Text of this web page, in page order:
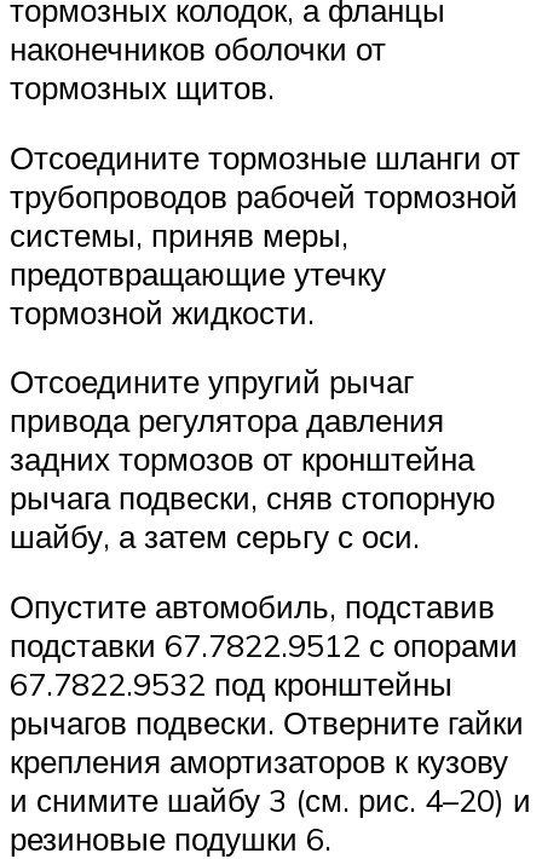
тормозных колодок, а фланцы
наконечников оболочки от
тормозных щитов.
Отсоедините тормозные шланги от
трубопроводов рабочей тормозной
системы, приняв меры,
предотвращающие утечку
тормозной жидкости.
Отсоедините упругий рычаг
привода регулятора давления
задних тормозов от кронштейна
рычага подвески, сняв стопорную
шайбу, а затем серьгу с оси.
Опустите автомобиль, подставив
подставки 67.7822.9512 с опорами
67.7822.9532 под кронштейны
рычагов подвески. Отверните гайки
крепления амортизаторов к кузову
и снимите шайбу 3 (см. рис. 4–20) и
резиновые подушки 6.